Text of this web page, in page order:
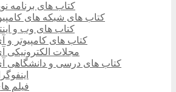
کتاب های برنامه
کتاب های شبکه های
کتاب های وب و
کتاب های کامپیوتر و
مجلات الکترونیکی
کتاب های درسی و دانشگاهی
فیلم